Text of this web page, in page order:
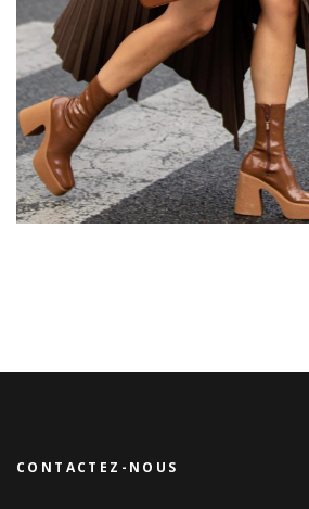
CONTACTEZ-NOUS